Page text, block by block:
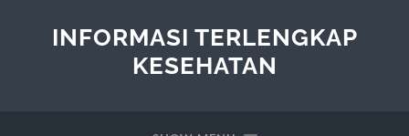
INFORMASI TERLENGKAP
KESEHATAN